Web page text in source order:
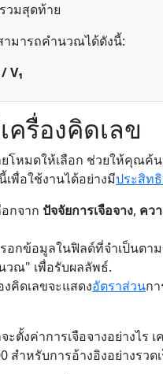
วมสุดท้าย
ามารถคำนวณได้ดังนี้:
V₁
ครื่องคิดเลข
ยโหมดให้เลือก ช่วยให้คุณ
พื่อใช้งานได้อย่างมีประสิท
กจาก ปัจจัยการเจือจาง, คว
อกข้อมูลในฟิลด์ที่จำเป็นต
ณ" เพื่อรับผลลัพธ์.
คิดเลขจะแสดงอัตราส่วนก
ตั้งค่าการเจือจางอย่างไร
สำหรับการอ้างอิงอย่างรวด